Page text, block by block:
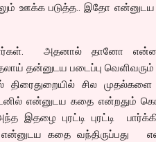
ஊக்க படுத்த.. இதோ என்னுடய
அதனால் தானோ
தன்னுடய படைப்பு
சில
என்னுடய கதை என்றதும்
புரட்டி புரட்டி
என்னுடய கதை வந்திருப்பது